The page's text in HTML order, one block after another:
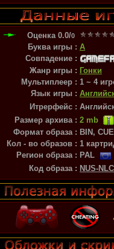
Оценка 0.0/0
Буква игры : A
Совпадение :
Жанр игры : Гонки
Мультиплеер : 1 ~ 4
Язык игры :
Итрерфейс :
Размер архива : 2 mb
Формат образа : BIN, CUE
Кол - во образов : 1
Регион образа : PAL
Код образа : NUS-